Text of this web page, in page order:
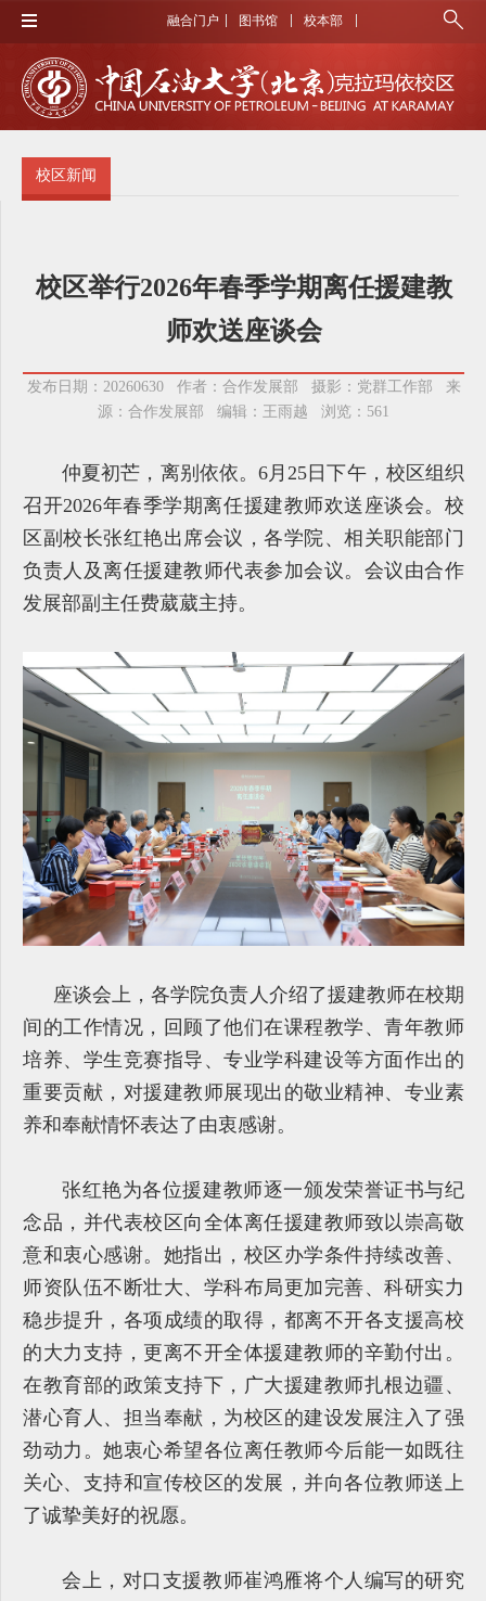
融合门户 图书馆 校本部
校区新闻
校区举行2026年春季学期离任援建教
师欢送座谈会
发布日期：20260630 作者：合作发展部 摄影：党群工作部 来
源：合作发展部 编辑：王雨越 浏览： 561
仲夏初芒，离别依依。6月25日下午，校区组织
召开2026年春季学期离任援建教师欢送座谈会。校
区副校长张红艳出席会议，各学院、相关职能部门
负责人及离任援建教师代表参加会议。会议由合作
发展部副主任费葳葳主持。
座谈会上，各学院负责人介绍了援建教师在校期
间的工作情况，回顾了他们在课程教学、青年教师
培养、学生竞赛指导、专业学科建设等方面作出的
重要贡献，对援建教师展现出的敬业精神、专业素
养和奉献情怀表达了由衷感谢。
张红艳为各位援建教师逐一颁发荣誉证书与纪
念品，并代表校区向全体离任援建教师致以崇高敬
意和衷心感谢。她指出，校区办学条件持续改善、
师资队伍不断壮大、学科布局更加完善、科研实力
稳步提升，各项成绩的取得，都离不开各支援高校
的大力支持，更离不开全体援建教师的辛勤付出。
在教育部的政策支持下，广大援建教师扎根边疆、
潜心育人、担当奉献，为校区的建设发展注入了强
劲动力。她衷心希望各位离任教师今后能一如既往
关心、支持和宣传校区的发展，并向各位教师送上
了诚挚美好的祝愿。
会上，对口支援教师崔鸿雁将个人编写的研究